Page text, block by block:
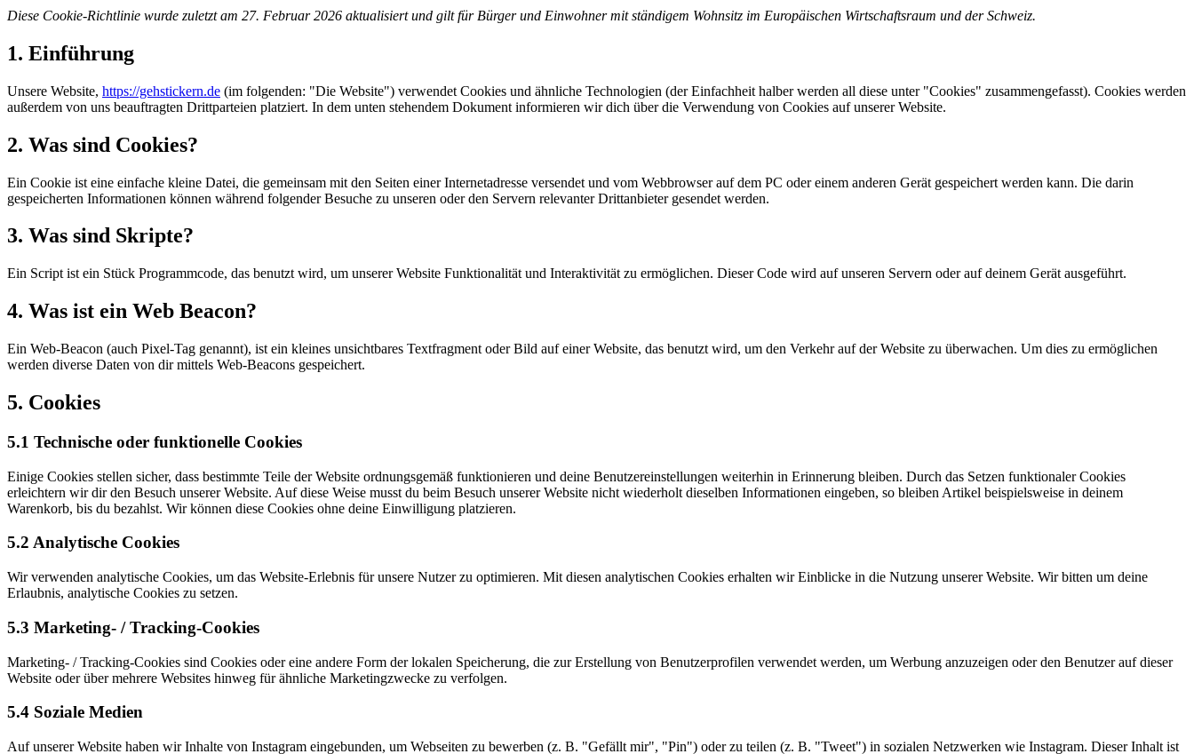
Diese Cookie-Richtlinie wurde zuletzt am 27. Februar 2026 aktualisiert und gilt für Bürger und Einwohner mit ständigem Wohnsitz im Europäischen Wirtschaftsraum und der Schweiz.
1. Einführung
Unsere Website, https://gehstickern.de (im folgenden: "Die Website") verwendet Cookies und ähnliche Technologien (der Einfachheit halber werden all diese unter "Cookies" zusammengefasst). Cookies werden
außerdem von uns beauftragten Drittparteien platziert. In dem unten stehendem Dokument informieren wir dich über die Verwendung von Cookies auf unserer Website.
2. Was sind Cookies?
Ein Cookie ist eine einfache kleine Datei, die gemeinsam mit den Seiten einer Internetadresse versendet und vom Webbrowser auf dem PC oder einem anderen Gerät gespeichert werden kann. Die darin
gespeicherten Informationen können während folgender Besuche zu unseren oder den Servern relevanter Drittanbieter gesendet werden.
3. Was sind Skripte?
Ein Script ist ein Stück Programmcode, das benutzt wird, um unserer Website Funktionalität und Interaktivität zu ermöglichen. Dieser Code wird auf unseren Servern oder auf deinem Gerät ausgeführt.
4. Was ist ein Web Beacon?
Ein Web-Beacon (auch Pixel-Tag genannt), ist ein kleines unsichtbares Textfragment oder Bild auf einer Website, das benutzt wird, um den Verkehr auf der Website zu überwachen. Um dies zu ermöglichen
werden diverse Daten von dir mittels Web-Beacons gespeichert.
5. Cookies
5.1 Technische oder funktionelle Cookies
Einige Cookies stellen sicher, dass bestimmte Teile der Website ordnungsgemäß funktionieren und deine Benutzereinstellungen weiterhin in Erinnerung bleiben. Durch das Setzen funktionaler Cookies
erleichtern wir dir den Besuch unserer Website. Auf diese Weise musst du beim Besuch unserer Website nicht wiederholt dieselben Informationen eingeben, so bleiben Artikel beispielsweise in deinem
Warenkorb, bis du bezahlst. Wir können diese Cookies ohne deine Einwilligung platzieren.
5.2 Analytische Cookies
Wir verwenden analytische Cookies, um das Website-Erlebnis für unsere Nutzer zu optimieren. Mit diesen analytischen Cookies erhalten wir Einblicke in die Nutzung unserer Website. Wir bitten um deine
Erlaubnis, analytische Cookies zu setzen.
5.3 Marketing- / Tracking-Cookies
Marketing- / Tracking-Cookies sind Cookies oder eine andere Form der lokalen Speicherung, die zur Erstellung von Benutzerprofilen verwendet werden, um Werbung anzuzeigen oder den Benutzer auf dieser
Website oder über mehrere Websites hinweg für ähnliche Marketingzwecke zu verfolgen.
5.4 Soziale Medien
Auf unserer Website haben wir Inhalte von Instagram eingebunden, um Webseiten zu bewerben (z. B. "Gefällt mir", "Pin") oder zu teilen (z. B. "Tweet") in sozialen Netzwerken wie Instagram. Dieser Inhalt ist